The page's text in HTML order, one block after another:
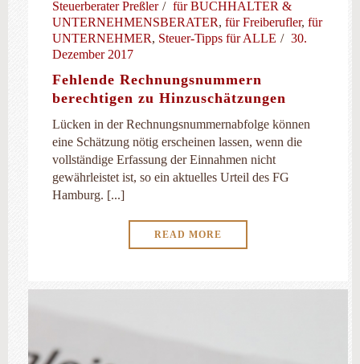
Steuerberater Preßler
für BUCHHALTER &
UNTERNEHMENSBERATER, für Freiberufler, für
UNTERNEHMER, Steuer-Tipps für ALLE
30.
Dezember 2017
Fehlende Rechnungsnummern
berechtigen zu Hinzuschätzungen
Lücken in der Rechnungsnummernabfolge können
eine Schätzung nötig erscheinen lassen, wenn die
vollständige Erfassung der Einnahmen nicht
gewährleistet ist, so ein aktuelles Urteil des FG
Hamburg. [...]
READ MORE